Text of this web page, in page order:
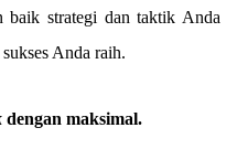
baik strategi dan taktik Anda
Anda raih.
dengan maksimal.